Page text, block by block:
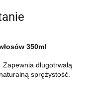
350ml
długotrwałą
sprężystość.